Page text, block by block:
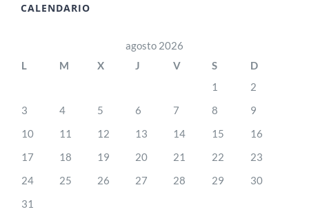
CALENDARIO
agosto 2026
L
M X J V S
D
1
2
3
4 5 6 7 8
9
10
11 12 13 14 15
16
17
18 19 20 21 22
23
24
25 26 27 28 29
30
31